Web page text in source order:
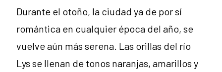
Durante el otoño, la ciudad ya de por sí
romántica en cualquier época del año, se
vuelve aún más serena. Las orillas del río
Lys se llenan de tonos naranjas, amarillos y